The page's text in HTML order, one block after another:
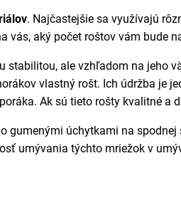
. Najčastejšie sa využívajú
vás, aký počet roštov vám bude
ale vzhľadom na jeho
vlastný rošt. Ich údržba je
Ak sú tieto rošty kvalitné a
úchytkami na
umývania týchto mriežok v